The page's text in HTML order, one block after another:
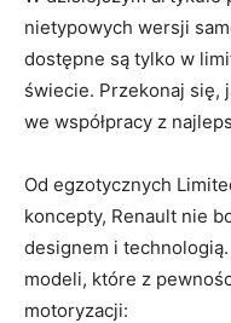
nietypowych wersji
dostępne ⁤są⁣ tylko w
świecie. Przekonaj się,
we współpracy z‌
Od egzotycznych​
koncepty, Renault ​nie
designem​ i
⁤modeli, które z
motoryzacji: